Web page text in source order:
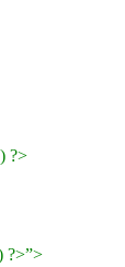
?>
?>”>